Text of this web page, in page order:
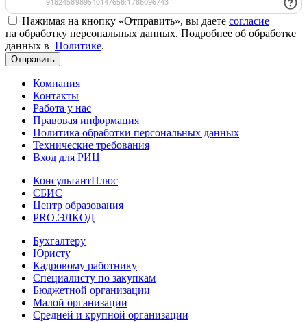
Нажимая на кнопку «Отправить», вы даете согласие
на обработку персональных данных. Подробнее об обработке
данных в Политике.
Отправить
Компания
Контакты
Работа у нас
Правовая информация
Политика обработки персональных данных
Технические требования
Вход для РИЦ
КонсультантПлюс
СБИС
Центр образования
PRO.ЭЛКОД
Бухгалтеру
Юристу
Кадровому работнику
Специалисту по закупкам
Бюджетной организации
Малой организации
Средней и крупной организации